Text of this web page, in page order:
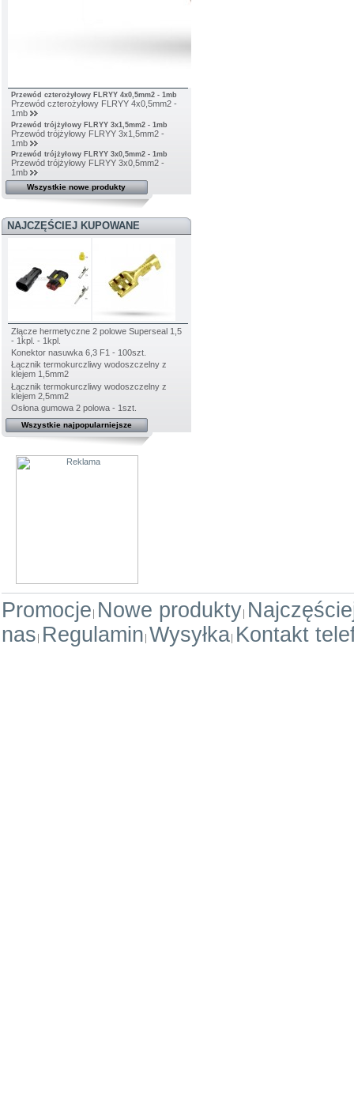
Przewód czterożyłowy FLRYY 4x0,5mm2 - 1mb
Przewód czterożyłowy FLRYY 4x0,5mm2 -
1mb
Przewód trójżyłowy FLRYY 3x1,5mm2 - 1mb
Przewód trójżyłowy FLRYY 3x1,5mm2 -
1mb
Przewód trójżyłowy FLRYY 3x0,5mm2 - 1mb
Przewód trójżyłowy FLRYY 3x0,5mm2 -
1mb
Wszystkie nowe produkty
NAJCZĘŚCIEJ KUPOWANE
Złącze hermetyczne 2 polowe Superseal 1,5
- 1kpl. - 1kpl.
Konektor nasuwka 6,3 F1 - 100szt.
Łącznik termokurczliwy wodoszczelny z
klejem 1,5mm2
Łącznik termokurczliwy wodoszczelny z
klejem 2,5mm2
Osłona gumowa 2 polowa - 1szt.
Wszystkie najpopularniejsze
Promocje Nowe produkty
nas Regulamin Wysyłka Kontakt